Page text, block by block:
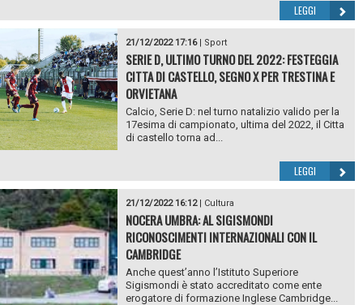
LEGGI
21/12/2022 17:16| Sport
SERIE D, ULTIMO TURNO DEL 2022: FESTEGGIA
CITTA DI CASTELLO, SEGNO X PER TRESTINA E
ORVIETANA
Calcio, Serie D: nel turno natalizio valido per la
17esima di campionato, ultima del 2022, il Citta
di castello torna ad...
LEGGI
21/12/2022 16:12| Cultura
NOCERA UMBRA: AL SIGISMONDI
RICONOSCIMENTI INTERNAZIONALI CON IL
CAMBRIDGE
Anche quest’anno l’Istituto Superiore
Sigismondi è stato accreditato come ente
erogatore di formazione Inglese Cambridge...